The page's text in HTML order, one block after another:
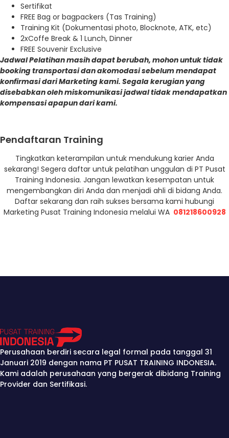
Sertifikat
FREE Bag or bagpackers (Tas Training)
Training Kit (Dokumentasi photo, Blocknote, ATK, etc)
2xCoffe Break & 1 Lunch, Dinner
FREE Souvenir Exclusive
Jadwal Pelatihan masih dapat berubah, mohon untuk tidak
booking transportasi dan akomodasi sebelum mendapat
konfirmasi dari Marketing kami. Segala kerugian yang
disebabkan oleh miskomunikasi jadwal tidak mendapatkan
kompensasi apapun dari kami.
Pendaftaran Training
Tingkatkan keterampilan untuk mendukung karier Anda
sekarang! Segera daftar untuk pelatihan unggulan di PT Pusat
Training Indonesia. Jangan lewatkan kesempatan untuk
mengembangkan diri Anda dan menjadi ahli di bidang Anda.
Daftar sekarang dan raih sukses bersama kami hubungi
Marketing Pusat Training Indonesia melalui WA 081218600928
Perusahaan berdiri secara legal formal pada tanggal 31
Januari 2019 dengan nama PT PUSAT TRAINING INDONESIA.
Kami adalah perusahaan yang bergerak dibidang Training
Provider dan Sertifikasi.